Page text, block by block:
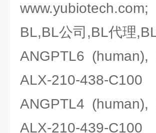
www.yubiotech.com;
BL,BL公司,BL代理
ANGPTL6
ALX-210-438-C100
ANGPTL4
ALX-210-439-C100